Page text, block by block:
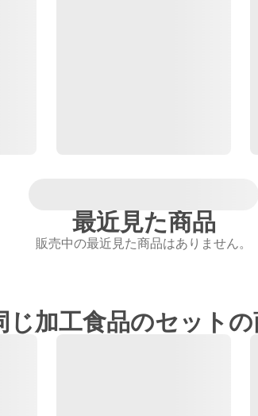
最近見た商品
販売中の最近見た商品はありません。
じ加工食品のセット